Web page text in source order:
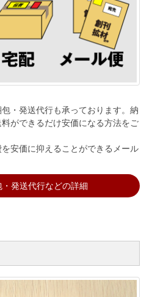
・発送代行も承っております。納
ができるだけ安価になる方法をご
安価に抑えることができるメール
・発送代行などの詳細